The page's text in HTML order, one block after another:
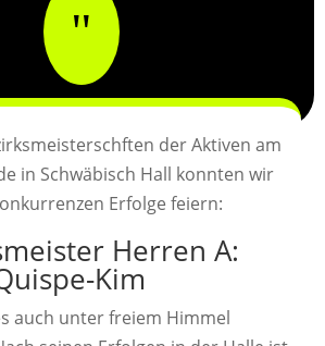
"
der Aktiven am
in Schwäbisch Hall konnten wir
Erfolge feiern:
Herren A:
Kim
auch unter freiem Himmel